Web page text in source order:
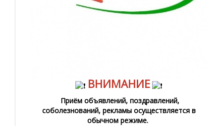
ВНИМАНИЕ
Приём объявлений, поздравлений,
соболезнований, рекламы осуществляется в
обычном режиме.